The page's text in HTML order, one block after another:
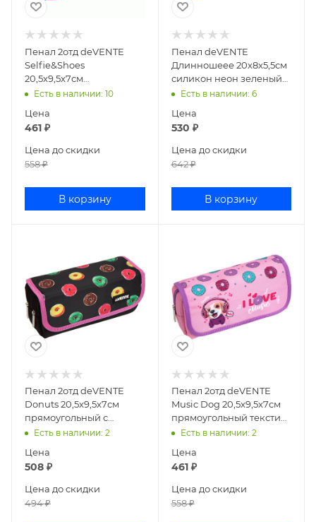
Пенал 2отд deVENTE
Selfie&Shoes
20,5x9,5x7см
прямоугольный текстиль
Есть в наличии: 10
Цена
461 ₽
Цена до скидки
558₽
В корзину
Пенал deVENTE
Длинношеее 20x8x5,5см
силикон неон зеленый
7025237
Есть в наличии: 6
Цена
530 ₽
Цена до скидки
642₽
В корзину
Пенал 2отд deVENTE
Donuts 20,5x9,5x7см
прямоугольный с
карманом текстиль
Есть в наличии: 2
Цена
508 ₽
Цена до скидки
494₽
Пенал 2отд deVENTE
Music Dog 20,5x9,5x7см
прямоугольный текстиль
7025296
Есть в наличии: 2
Цена
461₽
Цена до скидки
558₽